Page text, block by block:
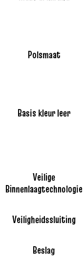
Polsmaat
Basis kleur leer
Veilige
Binnenlaagtechnologie
Veiligheidssluiting
Beslag